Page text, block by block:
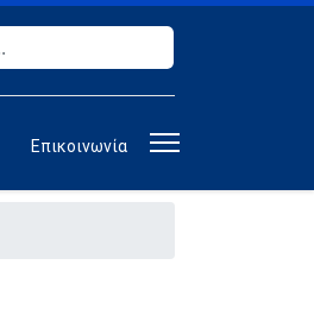
Επικοινωνία